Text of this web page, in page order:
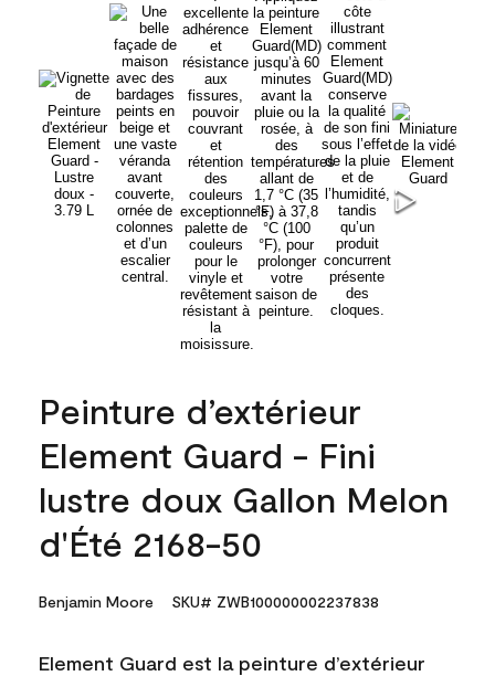
Peinture d’extérieur
Element Guard - Fini
lustre doux Gallon Melon
d'Été 2168-50
Benjamin Moore SKU# ZWB100000002237838
Element Guard est la peinture d’extérieur